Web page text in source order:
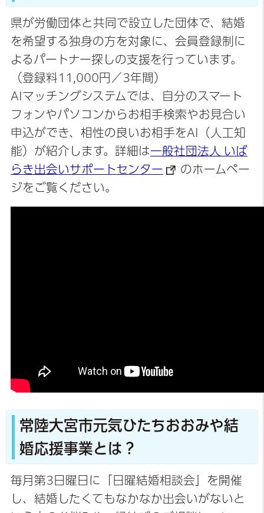
県が労働団体と共同で設立した団体で、結婚
を希望する独身の方を対象に、会員登録制に
よるパートナー探しの支援を行っています。
（登録料11,000円／3年間）
AIマッチングシステムでは、自分のスマート
フォンやパソコンからお相手検索やお見合い
申込ができ、相性の良いお相手をAI（人工知
能）が紹介します。詳細は一般社団法人 いば
らき出会いサポートセンター
のホームペー
ジをご覧ください。
常陸大宮市元気ひたちおおみや結
婚応援事業とは？
毎月第3日曜日に「日曜結婚相談会」を開催
し、結婚したくてもなかなか出会いがないと